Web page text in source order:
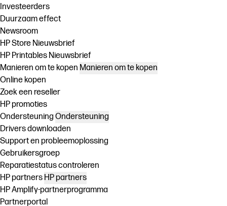
Investeerders
Duurzaam effect
Newsroom
HP Store Nieuwsbrief
HP Printables Nieuwsbrief
Manieren om te kopen Manieren om te kopen
Online kopen
Zoek een reseller
HP promoties
Ondersteuning Ondersteuning
Drivers downloaden
Support en probleemoplossing
Gebruikersgroep
Reparatiestatus controleren
HP partners HP partners
HP Amplify-partnerprogramma
Partnerportal